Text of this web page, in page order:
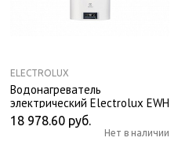
ELECTROLUX
Водонагреватель
электрический Electrolux EWH
80 Formax DL
18 978.60 руб.
Нет в наличии